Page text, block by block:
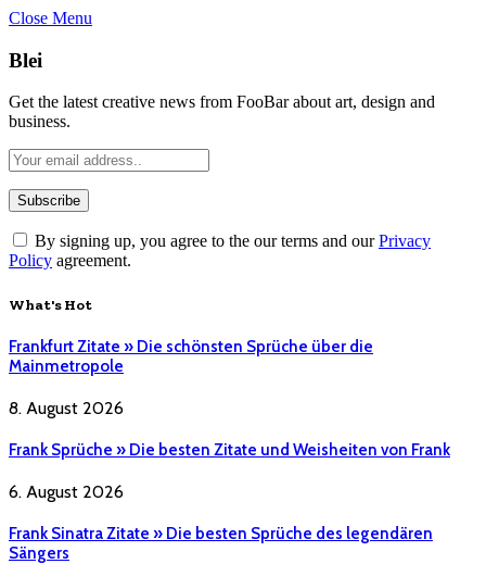
Close Menu
Blei
Get the latest creative news from FooBar about art, design and
business.
By signing up, you agree to the our terms and ourPrivacy
Policy agreement.
What's Hot
Frankfurt Zitate » Die schönsten Sprüche über die
Mainmetropole
8. August 2026
Frank Sprüche » Die besten Zitate und Weisheiten von Frank
6. August 2026
Frank Sinatra Zitate » Die besten Sprüche des legendären
Sängers